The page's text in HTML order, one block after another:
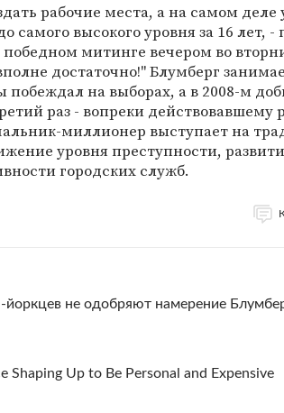
рабочие места, а на самом деле
самого высокого уровня за 16 лет,
митинге вечером во
достаточно!" Блумберг
побеждал на выборах, а в 2008-м
раз - вопреки действовавшему
миллионер выступает на
уровня преступности,
городских служб.
не одобряют намерение
Shaping Up to Be Personal and Expensive